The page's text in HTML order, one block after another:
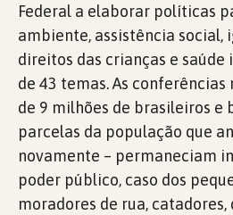
Federal a elaborar políticas
ambiente, assistência social,
direitos das crianças e
de 43 temas. As
de 9 milhões de brasileiros e
parcelas da população que
novamente – permaneciam
poder público, caso dos
moradores de rua,